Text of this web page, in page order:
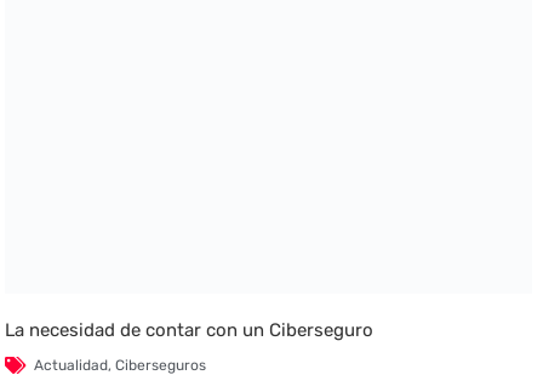
La necesidad de contar con un Ciberseguro
Actualidad,Ciberseguros